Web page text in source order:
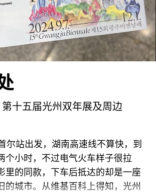
（Amorepacific）总部，高古轩
里克·亚当斯（Derrick Adams）个
德拉塞特（Elmgreen & Dragset）
地撞车了。尽管这两个展览都有微
但没有比它们更不适合放在一起的
作充满心形涂鸦，是向黑人假发店
下展厅的极繁主义装置（即：博物
的展览——亚当斯评论这是他见过
室”。展览包括四个巨大的装置，
的理查德·纽特拉（Richard
第十五届光州双年展及周边
尔站出发，湖南高速线不算快，到
个小时，不过电气火车样子很拉
里的同款，下车后抵达的却是一座
的城市。从维基百科上得知，光州